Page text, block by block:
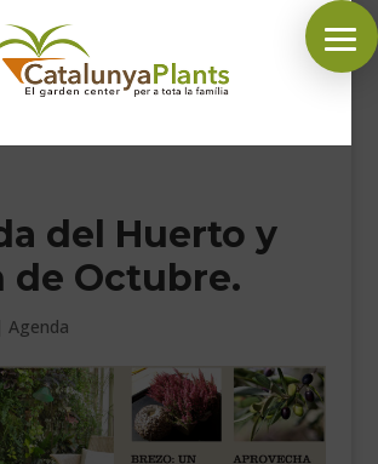
SÍGUENOS EN:
del Huerto y
de Octubre.
Agenda